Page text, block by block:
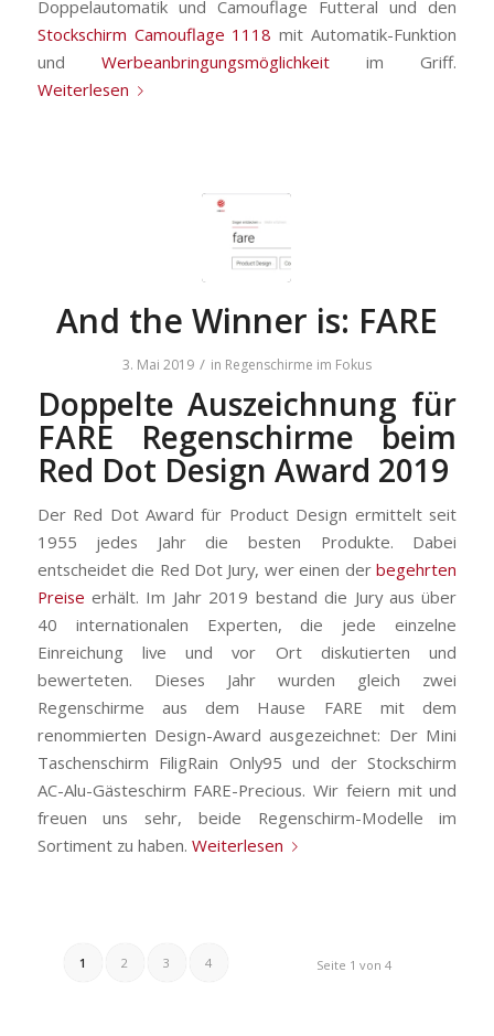
Doppelautomatik und Camouflage Futteral und den
Stockschirm Camouflage 1118 mit Automatik-Funktion
und Werbeanbringungsmöglichkeitim Griff.
Weiterlesen
And the Winner is: FARE
3. Mai 2019 / in Regenschirme im Fokus
Doppelte Auszeichnung für
FARE Regenschirme beim
Red Dot Design Award 2019
Der Red Dot Award für Product Design ermittelt seit
1955 jedes Jahr die besten Produkte. Dabei
entscheidet die Red Dot Jury, wer einen derbegehrten
Preise erhält. Im Jahr 2019 bestand die Jury aus über
40 internationalen Experten, die jede einzelne
Einreichung live und vor Ort diskutierten und
bewerteten. Dieses Jahr wurden gleich zwei
Regenschirme aus dem Hause FARE mit dem
renommierten Design-Award ausgezeichnet: Der Mini
Taschenschirm FiligRain Only95 und der Stockschirm
AC-Alu-Gästeschirm FARE-Precious. Wir feiern mit und
freuen uns sehr, beide Regenschirm-Modelle im
Sortiment zu haben. Weiterlesen
Seite 1 von 4
1 2 3 4